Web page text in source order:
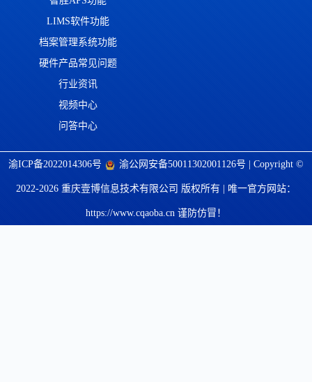
LIMS软件功能
档案管理系统功能
硬件产品常见问题
行业资讯
视频中心
问答中心
渝ICP备2022014306号 渝公网安备50011302001126号 | Copyright ©
2022-2026 重庆壹博信息技术有限公司 版权所有 | 唯一官方网站：
https://www.cqaoba.cn 谨防仿冒！